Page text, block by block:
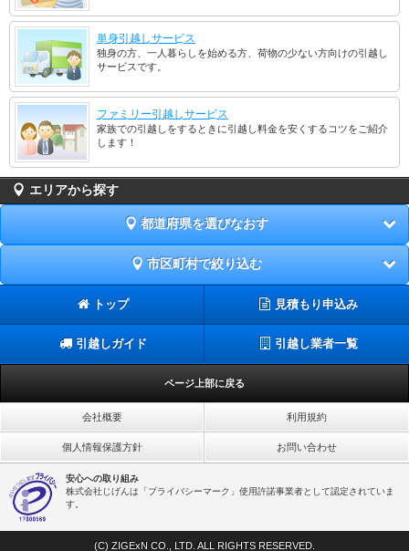
単身引越しサービス
独身の方、一人暮らしを始める方、荷物の少ない方向けの引越し
サービスです。
ファミリー引越しサービス
家族での引越しをするときに引越し料金を安くするコツをご紹介
します！
エリアから探す
都道府県を選びなおす
市区町村で絞り込む
トップ 見積もり申込み
引越しガイド 引越し業者一覧
ページ上部に戻る
会社概要 利用規約
個人情報保護方針 お問い合わせ
安心への取り組み
株式会社じげんは「プライバシーマーク」使用許諾事業者として認定されていま
す。
(C) ZIGExN CO., LTD. ALL RIGHTS RESERVED.